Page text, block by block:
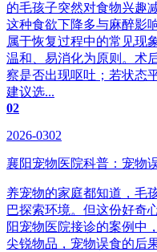
的毛孩子突然对食物兴趣
这种食欲下降多与麻醉影
属于恢复过程中的常见现
温和、易消化为原则。术
察是否出现呕吐；若状态
建议选...
02
2026-0302
襄阳宠物医院科普：宠物
养宠物的家庭都知道，毛
巴探索环境。但这份好
阳宠物医院接诊的案例中
尖锐物品，宠物误食的后